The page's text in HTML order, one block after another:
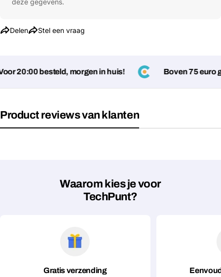
deze gegevens.
Delen Stel een vraag
20:00 besteld, morgen in huis! Boven 75 euro
Product reviews van klanten
Waarom kies je voor
TechPunt?
Gratis verzending